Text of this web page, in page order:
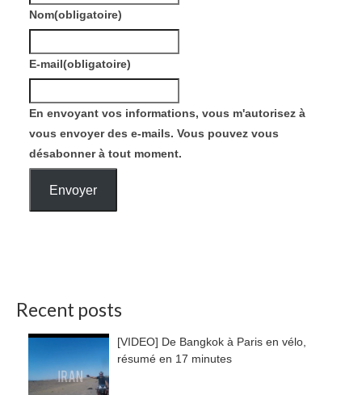
Nom(obligatoire)
E-mail(obligatoire)
En envoyant vos informations, vous m'autorisez à
vous envoyer des e-mails. Vous pouvez vous
désabonner à tout moment.
Envoyer
Recent posts
[VIDEO] De Bangkok à Paris en vélo,
résumé en 17 minutes